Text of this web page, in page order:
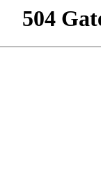
504